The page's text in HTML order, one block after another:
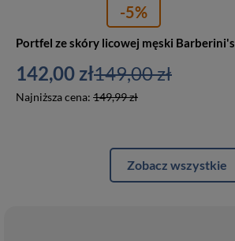
-5%
142,00 zł
Najniższa cena: 149,99 zł
149,00 zł
Zobacz wszystkie